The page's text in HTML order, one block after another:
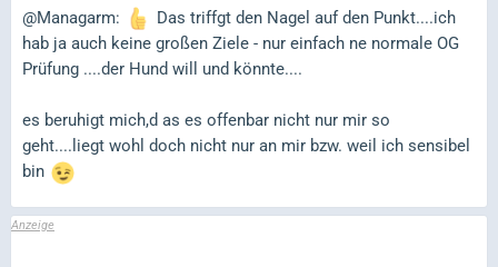
@Managarm:
Das triffgt den Nagel auf den Punkt....ich
hab ja auch keine großen Ziele - nur einfach ne normale OG
Prüfung ....der Hund will und könnte....
es beruhigt mich,d as es offenbar nicht nur mir so
geht....liegt wohl doch nicht nur an mir bzw. weil ich sensibel
bin